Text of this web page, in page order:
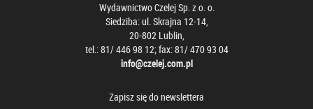
Wydawnictwo Czelej Sp. z o. o.
Siedziba: ul. Skrajna 12-14,
20-802 Lublin,
tel.: 81/ 446 98 12; fax: 81/ 470 93 04
info@czelej.com.pl
Zapisz się do newslettera